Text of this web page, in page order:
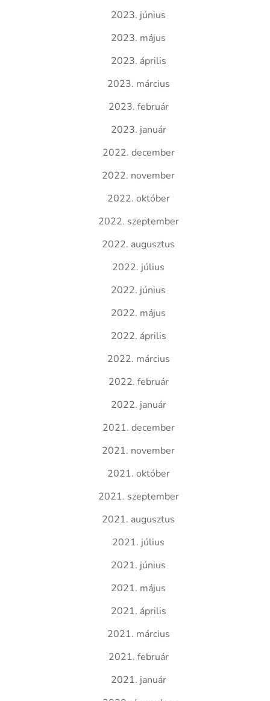
2023. június
2023. május
2023. április
2023. március
2023. február
2023. január
2022. december
2022. november
2022. október
2022. szeptember
2022. augusztus
2022. július
2022. június
2022. május
2022. április
2022. március
2022. február
2022. január
2021. december
2021. november
2021. október
2021. szeptember
2021. augusztus
2021. július
2021. június
2021. május
2021. április
2021. március
2021. február
2021. január